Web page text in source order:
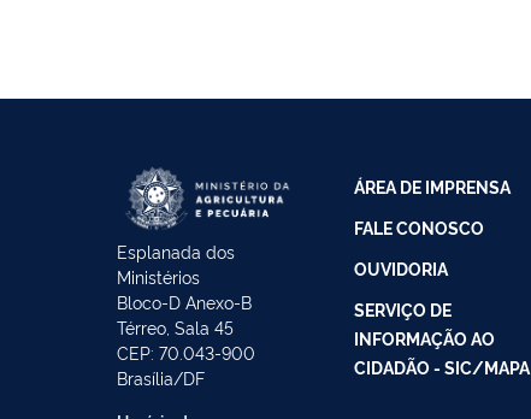
Esplanada dos
Ministérios
Bloco-D Anexo-B
Térreo, Sala 45
CEP: 70.043-900
Brasília/DF
ÁREA DE IMPRENSA
FALE CONOSCO
OUVIDORIA
SERVIÇO DE
INFORMAÇÃO AO
CIDADÃO - SIC/MAPA